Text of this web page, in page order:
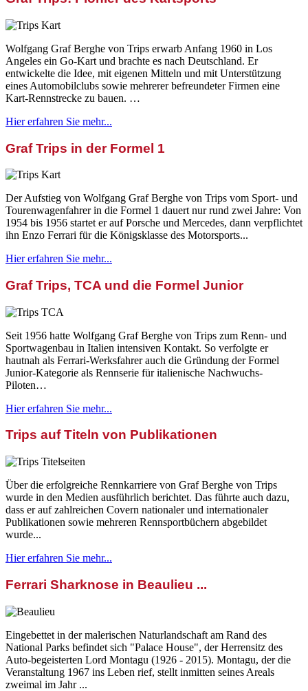
Wolfgang Graf Berghe von Trips erwarb Anfang 1960 in Los
Angeles ein Go-Kart und brachte es nach Deutschland. Er
entwickelte die Idee, mit eigenen Mitteln und mit Unterstützung
eines Automobilclubs sowie mehrerer befreundeter Firmen eine
Kart-Rennstrecke zu bauen. …
Hier erfahren Sie mehr...
Graf Trips in der Formel 1
Der Aufstieg von Wolfgang Graf Berghe von Trips vom Sport- und
Tourenwagenfahrer in die Formel 1 dauert nur rund zwei Jahre: Von
1954 bis 1956 startet er auf Porsche und Mercedes, dann verpflichtet
ihn Enzo Ferrari für die Königsklasse des Motorsports...
Hier erfahren Sie mehr...
Graf Trips, TCA und die Formel Junior
Seit 1956 hatte Wolfgang Graf Berghe von Trips zum Renn- und
Sportwagenbau in Italien intensiven Kontakt. So verfolgte er
hautnah als Ferrari-Werksfahrer auch die Gründung der Formel
Junior-Kategorie als Rennserie für italienische Nachwuchs-
Piloten…
Hier erfahren Sie mehr...
Trips auf Titeln von Publikationen
Über die erfolgreiche Rennkarriere von Graf Berghe von Trips
wurde in den Medien ausführlich berichtet. Das führte auch dazu,
dass er auf zahlreichen Covern nationaler und internationaler
Publikationen sowie mehreren Rennsportbüchern abgebildet
wurde...
Hier erfahren Sie mehr...
Ferrari Sharknose in Beaulieu ...
Eingebettet in der malerischen Naturlandschaft am Rand des
National Parks befindet sich "Palace House", der Herrensitz des
Auto-begeisterten Lord Montagu (1926 - 2015). Montagu, der die
Veranstaltung 1967 ins Leben rief, stellt inmitten seines Areals
zweimal im Jahr ...